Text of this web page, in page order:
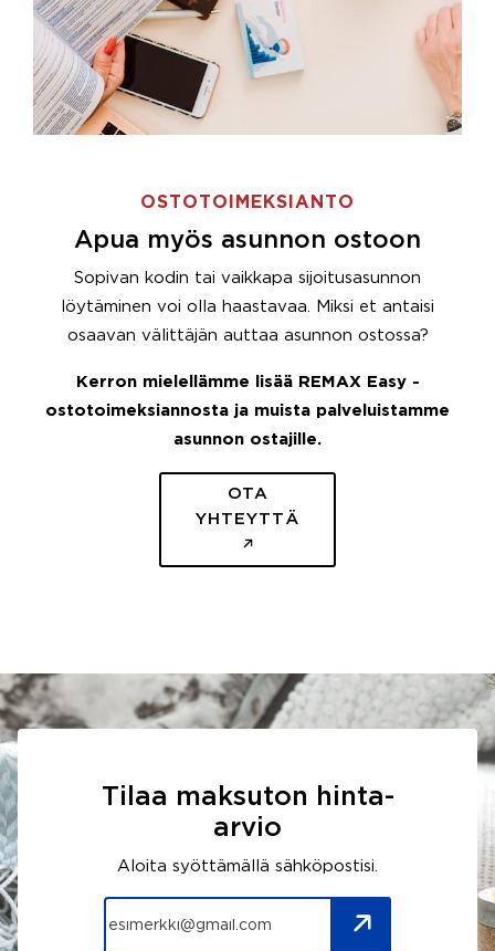
OSTOTOIMEKSIANTO
Apua myös asunnon ostoon
Sopivan kodin tai vaikkapa sijoitusasunnon
löytäminen voi olla haastavaa. Miksi et antaisi
osaavan välittäjän auttaa asunnon ostossa?
Kerron mielellämme lisää REMAX Easy -
ostotoimeksiannosta ja muista palveluistamme
asunnon ostajille.
OTA
YHTEYTTÄ
Tilaa maksuton hinta-
arvio
Aloita syöttämällä sähköpostisi.